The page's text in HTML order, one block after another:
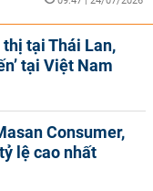
thị tại Thái Lan,
tại Việt Nam
Consumer,
lệ cao nhất